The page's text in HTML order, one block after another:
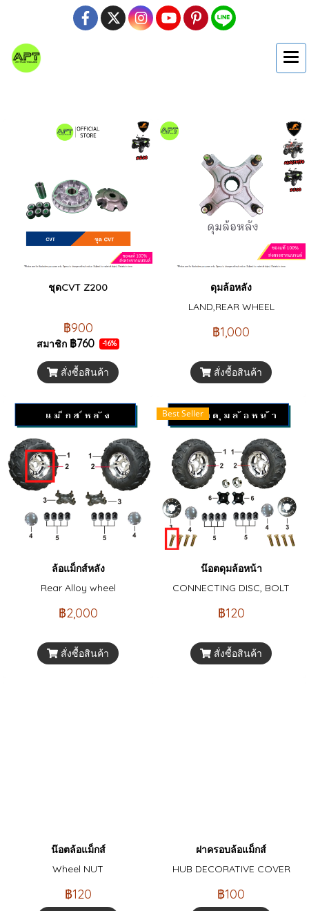
ชุดCVT Z200
฿900
สมาชิก ฿760 -16%
สั่งซื้อสินค้า
ดุมล้อหลัง
LAND,REAR WHEEL
฿1,000
สั่งซื้อสินค้า
ล้อแม็กส์หลัง
Rear Alloy wheel
฿2,000
สั่งซื้อสินค้า
Best Seller
น๊อตดุมล้อหน้า
CONNECTING DISC, BOLT
฿120
สั่งซื้อสินค้า
น๊อตล้อแม็กส์
Wheel NUT
฿120
ฝาครอบล้อแม็กส์
HUB DECORATIVE COVER
฿100